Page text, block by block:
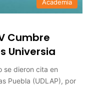
Academia
Cumbre
Universia
se dieron cita en
Puebla (UDLAP), por